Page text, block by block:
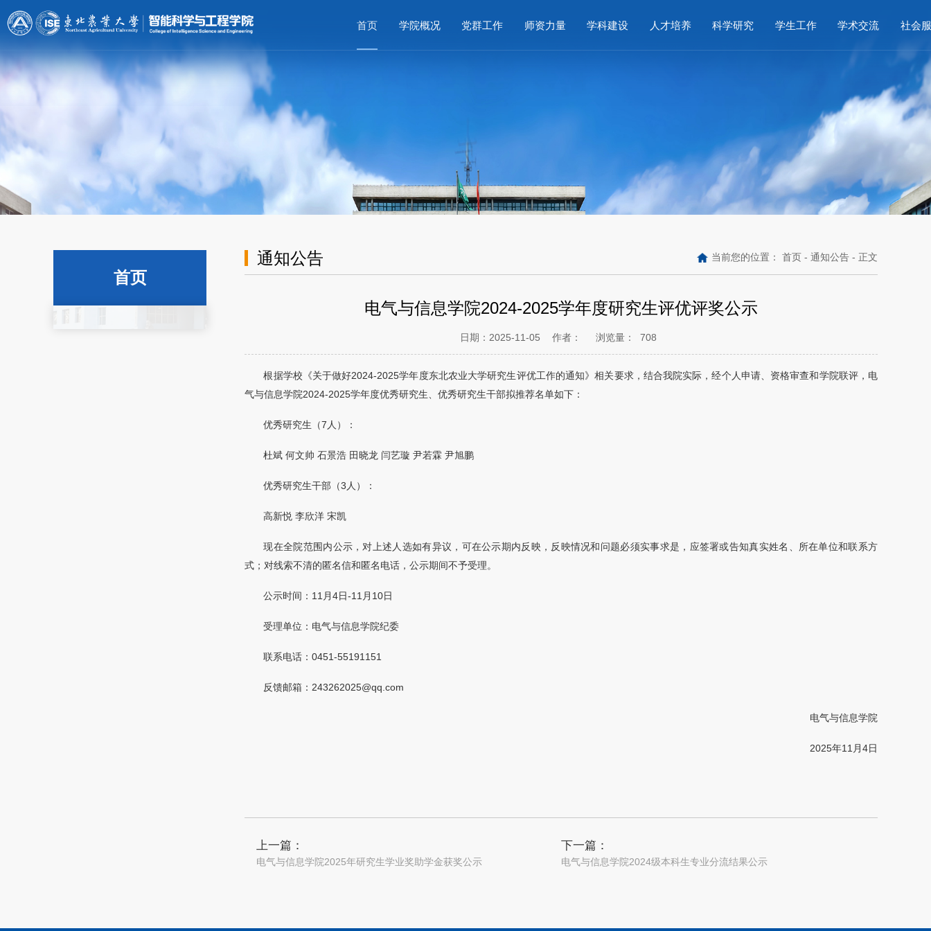
首页 学院概况 党群工作 师资力量 学科建设 人才培养 科学研究 学生工作 学术交流 社会
首页
通知公告 当前您的位置： 首页 - 通知公告 - 正文
电气与信息学院2024-2025学年度研究生评优评奖公示
日期：2025-11-05 作者： 浏览量： 708
根据学校《关于做好2024-2025学年度东北农业大学研究生评优工作的通知》相关要求，结合我院实际，经个人申请、资格审查和学院联评，电
气与信息学院2024-2025学年度优秀研究生、优秀研究生干部拟推荐名单如下：
优秀研究生（7人）：
杜斌 何文帅 石景浩 田晓龙 闫艺璇 尹若霖 尹旭鹏
优秀研究生干部（3人）：
高新悦 李欣洋 宋凯
现在全院范围内公示，对上述人选如有异议，可在公示期内反映，反映情况和问题必须实事求是，应签署或告知真实姓名、所在单位和联系方
式；对线索不清的匿名信和匿名电话，公示期间不予受理。
公示时间：11月4日-11月10日
受理单位：电气与信息学院纪委
联系电话：0451-55191151
反馈邮箱：243262025@qq.com
电气与信息学院
2025年11月4日
上一篇：
电气与信息学院2025年研究生学业奖助学金获奖公示
下一篇：
电气与信息学院2024级本科生专业分流结果公示